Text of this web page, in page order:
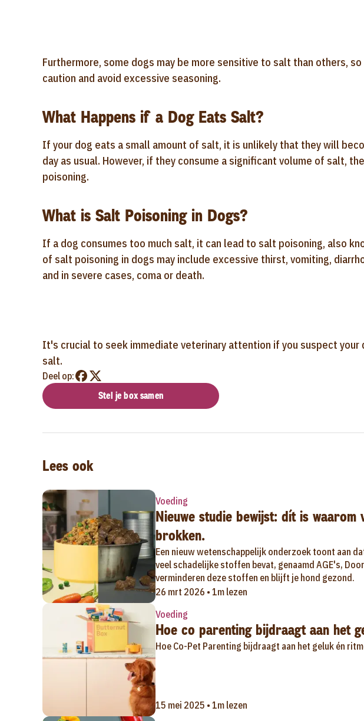
Furthermore, some dogs may be more sensitive to salt than others,
caution and avoid excessive seasoning.
What Happens if a Dog Eats Salt?
If your dog eats a small amount of salt, it is unlikely that they will
day as usual. However, if they consume a significant volume of salt,
poisoning.
What is Salt Poisoning in Dogs?
If a dog consumes too much salt, it can lead to salt poisoning, also
of salt poisoning in dogs may include excessive thirst, vomiting,
and in severe cases, coma or death.
It's crucial to seek immediate veterinary attention if you suspect your
salt.
Deel op:
Stel je box samen
Lees ook
Voeding
Nieuwe studie bewijst: dít is
brokken.
Een nieuw wetenschappelijk onderzoek toont aan
veel schadelijke stoffen bevat, genaamd AGE's,
verminderen deze stoffen en blijft je hond gezond.
26 mrt 2026 • 1m lezen
Voeding
Hoe co parenting bijdraagt aan het
Hoe Co-Pet Parenting bijdraagt aan het geluk én
15 mei 2025 • 1m lezen